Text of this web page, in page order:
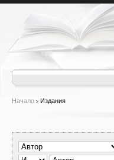
Начало Издания